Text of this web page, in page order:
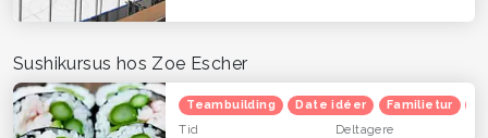
Sushikursus hos Zoe Escher
Teambuilding Date idéer Familietur
Tid Deltagere